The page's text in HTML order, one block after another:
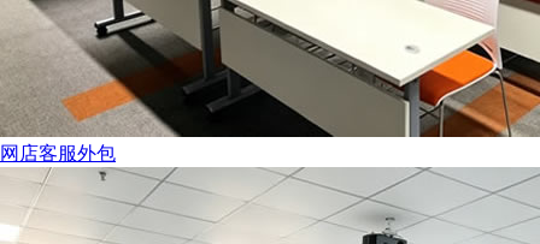
网店客服外包